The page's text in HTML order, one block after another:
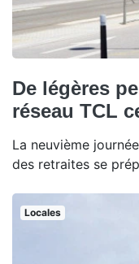
De légères
réseau TCL
La neuvième
des retraites se
Locales